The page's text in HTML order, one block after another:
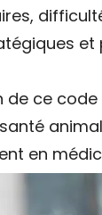
et
de ce
en